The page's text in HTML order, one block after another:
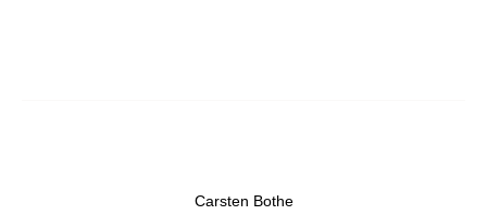
Carsten Bothe